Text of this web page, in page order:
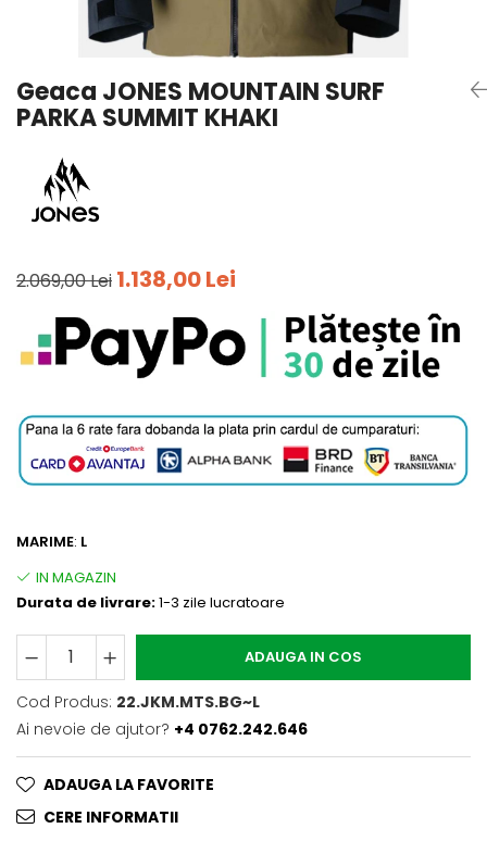
Pantaloni outdoor
Curele
Bustiere
Underwear
Geaca JONES MOUNTAIN SURF
PARKA SUMMIT KHAKI
2.069,00 Lei 1.138,00 Lei
MARIME: L
Durata de livrare:1-3 zile lucratoare
ADAUGA IN COS
Cod Produs: 22.JKM.MTS.BG~L
Ai nevoie de ajutor? +4 0762.242.646
ADAUGA LA FAVORITE
CERE INFORMATII